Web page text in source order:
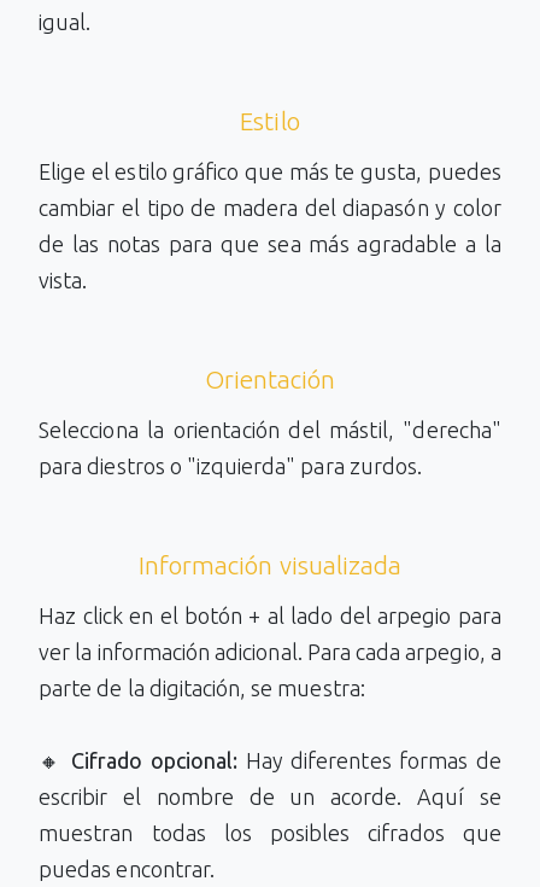
igual.
Estilo
Elige el estilo gráfico que más te gusta, puedes
cambiar el tipo de madera del diapasón y color
de las notas para que sea más agradable a la
vista.
Orientación
Selecciona la orientación del mástil, "derecha"
para diestros o "izquierda" para zurdos.
Información visualizada
Haz click en el botón + al lado del arpegio para
ver la información adicional. Para cada arpegio, a
parte de la digitación, se muestra:
🔸 Cifrado opcional: Hay diferentes formas de
escribir el nombre de un acorde. Aquí se
muestran todas los posibles cifrados que
puedas encontrar.